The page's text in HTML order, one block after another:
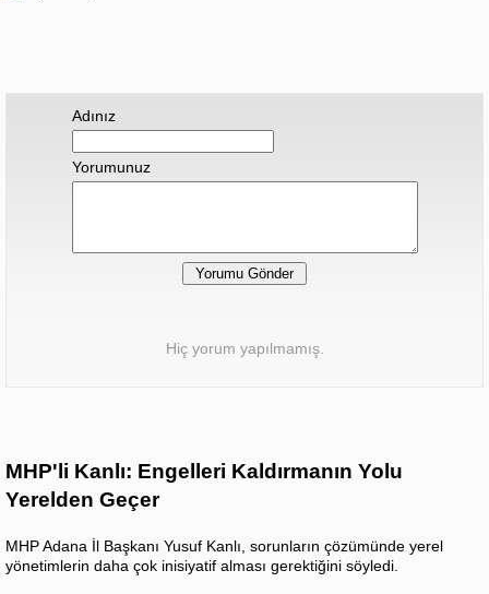
Adınız
Yorumunuz
Hiç yorum yapılmamış.
MHP'li Kanlı: Engelleri Kaldırmanın Yolu
Yerelden Geçer
MHP Adana İl Başkanı Yusuf Kanlı, sorunların çözümünde yerel
yönetimlerin daha çok inisiyatif alması gerektiğini söyledi.